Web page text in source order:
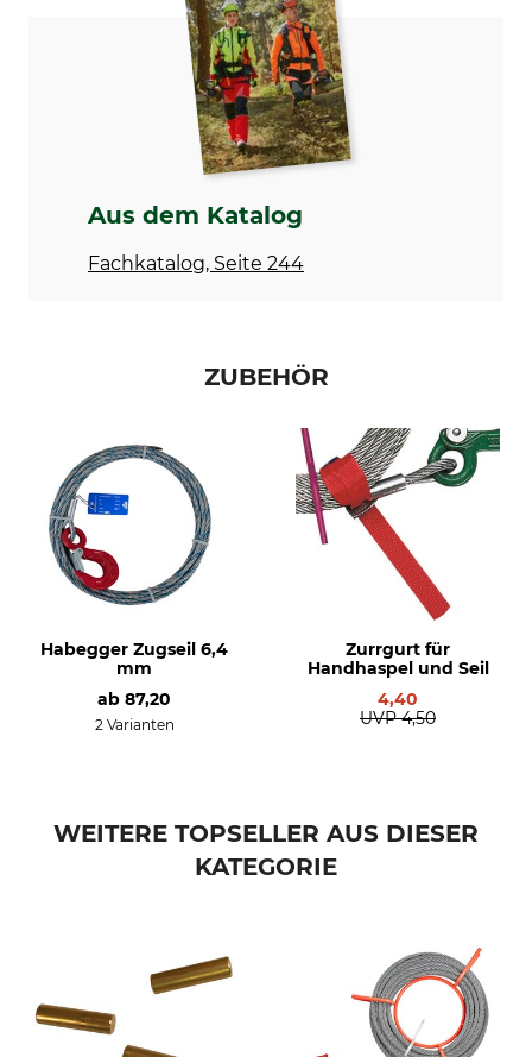
Modellbezeichnung
Herstellung
Made in Spain
Aus dem Katalog
Fachkatalog, Seite 244
ZUBEHÖR
Habegger Zugseil 6,4
mm
ab 87,20
2 Varianten
Zurrgurt für
Handhaspel und Seil
4,40
UVP 4,50
WEITERE TOPSELLER AUS DIESER
KATEGORIE